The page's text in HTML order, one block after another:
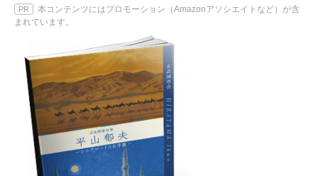
PR
本コンテンツにはプロモーション（Amazonアソシエイトなど）が含
まれています。